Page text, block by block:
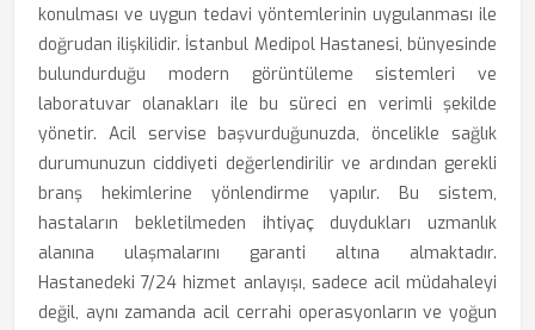
konulması ve uygun tedavi yöntemlerinin uygulanması ile
doğrudan ilişkilidir. İstanbul Medipol Hastanesi, bünyesinde
bulundurduğu modern görüntüleme sistemleri ve
laboratuvar olanakları ile bu süreci en verimli şekilde
yönetir. Acil servise başvurduğunuzda, öncelikle sağlık
durumunuzun ciddiyeti değerlendirilir ve ardından gerekli
branş hekimlerine yönlendirme yapılır. Bu sistem,
hastaların bekletilmeden ihtiyaç duydukları uzmanlık
alanına ulaşmalarını garanti altına almaktadır.
Hastanedeki 7/24 hizmet anlayışı, sadece acil müdahaleyi
değil, aynı zamanda acil cerrahi operasyonların ve yoğun